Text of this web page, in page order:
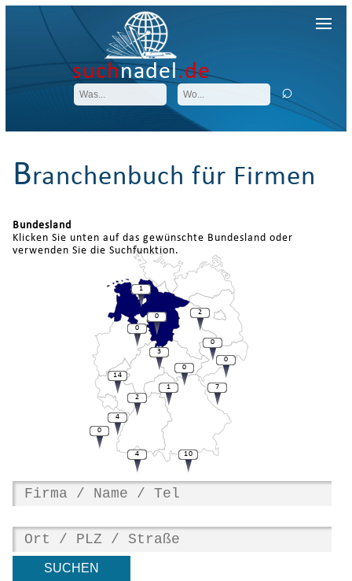
suchnadel.de
Branchenbuch für Firmen
Bundesland
Klicken Sie unten auf das gewünschte Bundesland oder
verwenden Sie die Suchfunktion.
7
0
14
0
0
2
0
1
0
3
0
2
4
4
1
10